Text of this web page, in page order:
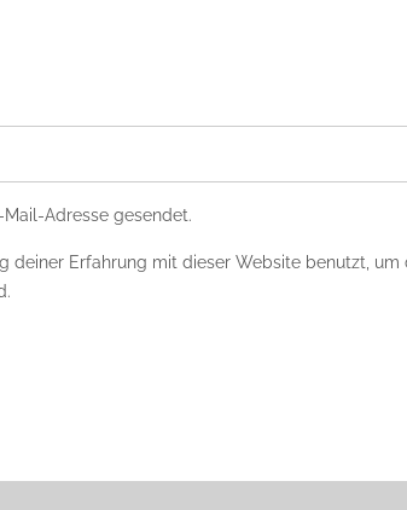
Adresse gesendet.
deiner Erfahrung mit dieser Website benutzt,